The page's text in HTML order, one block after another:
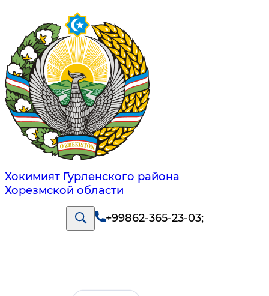
Хокимият Гурленского района
Хорезмской области
+99862-365-23-03;